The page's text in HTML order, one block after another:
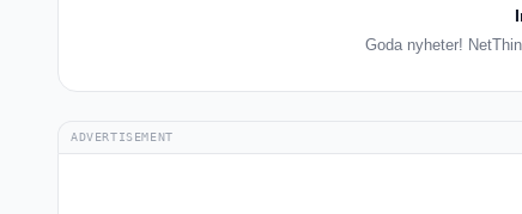
Goda nyheter!
ADVERTISEMENT